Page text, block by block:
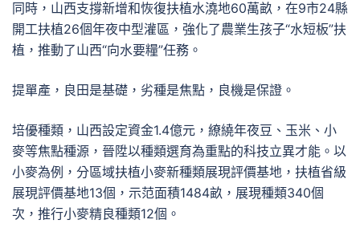
同時，山西支撐新增和恢復扶植水澆地60萬畝，在9市24縣
開工扶植26個年夜中型灌區，強化了農業生孩子“水短板”扶
植，推動了山西“向水要糧”任務。
提單產，良田是基礎，劣種是焦點，良機是保證。
培優種類，山西設定資金1.4億元，繚繞年夜豆、玉米、小
麥等焦點種源，晉陞以種類選育為重點的科技立異才能。以
小麥為例，分區域扶植小麥新種類展現評價基地，扶植省級
展現評價基地13個，示范面積1484畝，展現種類340個
次，推行小麥精良種類12個。